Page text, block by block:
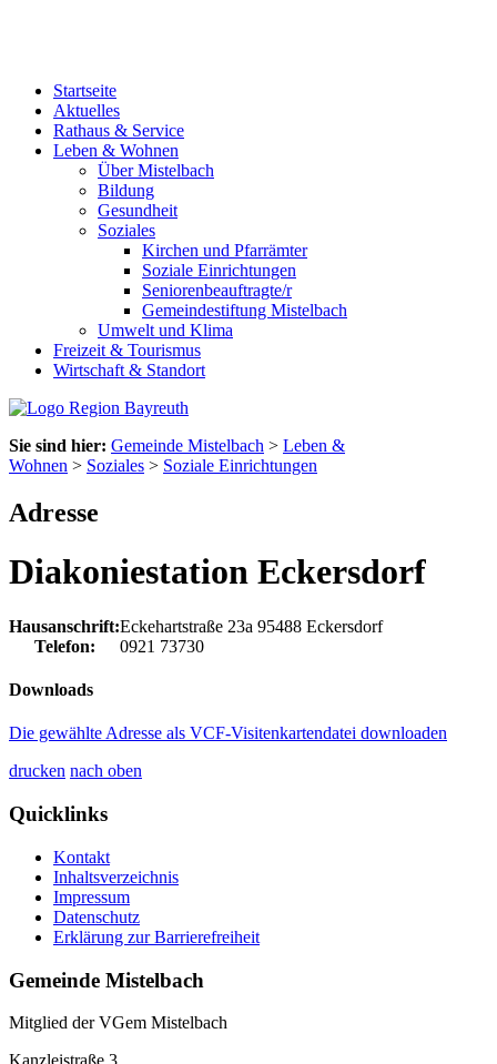
Startseite
Aktuelles
Rathaus & Service
Leben & Wohnen
Über Mistelbach
Bildung
Gesundheit
Soziales
Kirchen und Pfarrämter
Soziale Einrichtungen
Seniorenbeauftragte/r
Gemeindestiftung Mistelbach
Umwelt und Klima
Freizeit & Tourismus
Wirtschaft & Standort
Sie sind hier: Gemeinde Mistelbach > Leben &
Wohnen > Soziales > Soziale Einrichtungen
Adresse
Diakoniestation Eckersdorf
Hausanschrift:Eckehartstraße 23a 95488 Eckersdorf
Telefon:
0921 73730
Downloads
Die gewählte Adresse als VCF-Visitenkartendatei downloaden
drucken nach oben
Quicklinks
Kontakt
Inhaltsverzeichnis
Impressum
Datenschutz
Erklärung zur Barrierefreiheit
Gemeinde Mistelbach
Mitglied der VGem Mistelbach